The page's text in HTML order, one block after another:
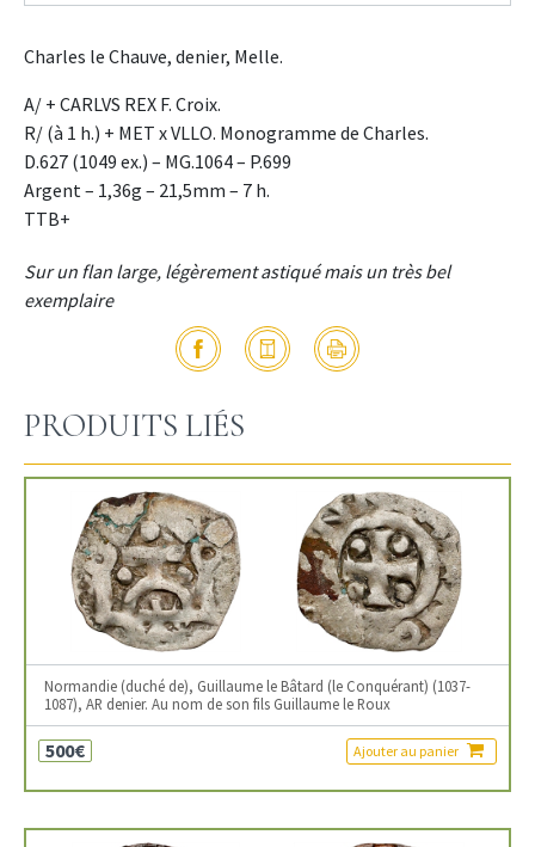
Charles le Chauve, denier, Melle.
A/ + CARLVS REX F. Croix.
R/ (à 1 h.) + MET x VLLO. Monogramme de Charles.
D.627 (1049 ex.) – MG.1064 – P.699
Argent – 1,36g – 21,5mm – 7 h.
TTB+
Sur un flan large, légèrement astiqué mais un très bel
exemplaire
PRODUITS LIÉS
Normandie (duché de), Guillaume le Bâtard (le Conquérant) (1037-
1087), AR denier. Au nom de son fils Guillaume le Roux
500€ Ajouter au panier